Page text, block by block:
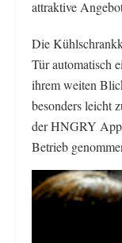
attraktive
Die
Tür automatisch
ihrem weiten
besonders leicht
der HNGRY App
Betrieb